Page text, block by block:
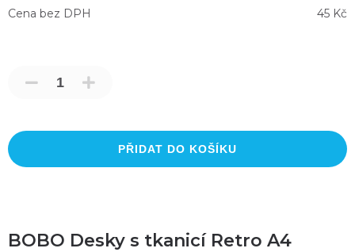
Cena bez DPH 45 Kč
PŘIDAT DO KOŠÍKU
BOBO Desky s tkanicí Retro A4